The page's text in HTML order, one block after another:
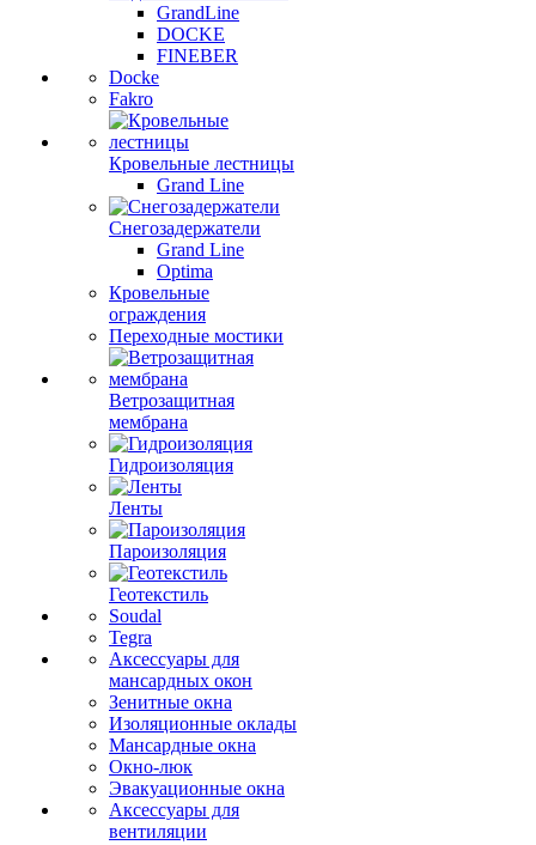
GrandLine
DOCKE
FINEBER
Docke
Fakro
Кровельные лестницы
Grand Line
Снегозадержатели
Grand Line
Optima
Кровельные
ограждения
Переходные мостики
Ветрозащитная
мембрана
Гидроизоляция
Ленты
Пароизоляция
Геотекстиль
Soudal
Tegra
Аксессуары для
мансардных окон
Зенитные окна
Изоляционные оклады
Мансардные окна
Окно-люк
Эвакуационные окна
Аксессуары для
вентиляции